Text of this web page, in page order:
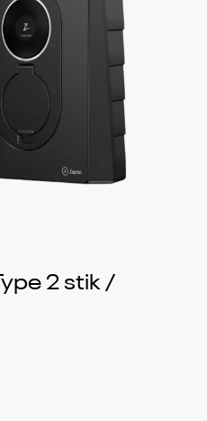
2 stik /